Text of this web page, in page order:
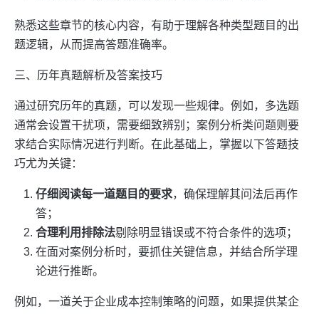
熟悉这些章节的核心内容，有助于理解各种类型题目的出
题逻辑，从而提高答题准确率。
三、历年真题解析及答案技巧
通过研究历年的真题，可以发现一些规律。例如，多选题
通常会设置干扰项，需要细致辨别；案例分析类问题则要
求结合实际情况进行判断。在此基础上，掌握以下答题技
巧尤为关键：
仔细阅读每一道题目的要求，确保理解其问法后再作
答；
合理利用排除法剔除明显错误或不符合条件的选项；
在面对案例分析时，要抓住关键信息，并结合所学理
论进行推断。
例如，一道关于企业成本控制策略的问题，如果提供某企